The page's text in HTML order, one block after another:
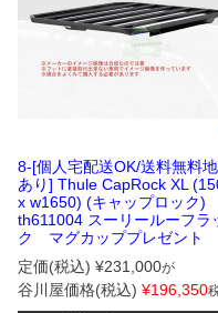
8-[個人宅配送OK/送料無料
あり] Thule CapRock XL
x w1650) (キャップロック)
th611004 スーリールーフラ
ク マグカッププレゼント
定価(税込) ¥231,000が
谷川屋価格(税込) ¥196,350